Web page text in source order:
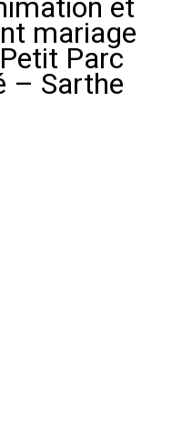
et
mariage
Parc
– Sarthe